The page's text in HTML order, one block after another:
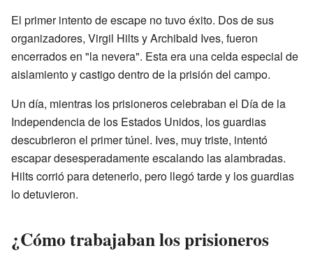
El primer intento de escape no tuvo éxito. Dos de sus
organizadores, Virgil Hilts y Archibald Ives, fueron
encerrados en "la nevera". Esta era una celda especial de
aislamiento y castigo dentro de la prisión del campo.
Un día, mientras los prisioneros celebraban el Día de la
Independencia de los Estados Unidos, los guardias
descubrieron el primer túnel. Ives, muy triste, intentó
escapar desesperadamente escalando las alambradas.
Hilts corrió para detenerlo, pero llegó tarde y los guardias
lo detuvieron.
¿Cómo trabajaban los prisioneros